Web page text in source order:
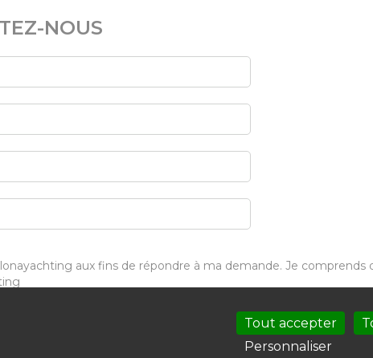
NOUS
aux fins de répondre à ma demande. Je comprends
Tout accepter
Personnaliser